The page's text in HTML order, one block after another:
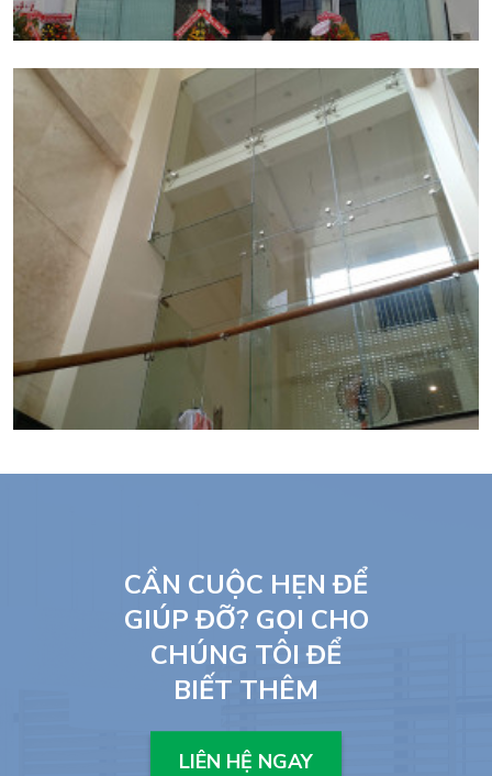
CẦN CUỘC HẸN ĐỂ
GIÚP ĐỠ? GỌI CHO
CHÚNG TÔI ĐỂ
BIẾT THÊM
LIÊN HỆ NGAY